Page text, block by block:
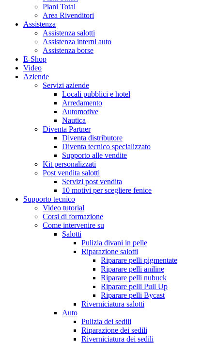
Piani Total
Area Rivenditori
Assistenza
Assistenza salotti
Assistenza interni auto
Assistenza borse
E-Shop
Video
Aziende
Servizi aziende
Locali pubblici e hotel
Arredamento
Automotive
Nautica
Diventa Partner
Diventa distributore
Diventa tecnico specializzato
Supporto alle vendite
Kit personalizzati
Post vendita salotti
Servizi post vendita
10 motivi per scegliere fenice
Supporto tecnico
Video tutorial
Corsi di formazione
Come intervenire su
Salotti
Pulizia divani in pelle
Riparazione salotti
Riparare pelli pigmentate
Riparare pelli aniline
Riparare pelli nubuck
Riparare pelli Pull Up
Riparare pelli Bycast
Riverniciatura salotti
Auto
Pulizia dei sedili
Riparazione dei sedili
Riverniciatura dei sedili